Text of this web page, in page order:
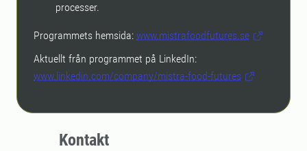
processer.
Programmets hemsida: www.mistrafoodfutures.se
Aktuellt från programmet på LinkedIn:
www.linkedin.com/company/mistra-food-futures
Kontakt